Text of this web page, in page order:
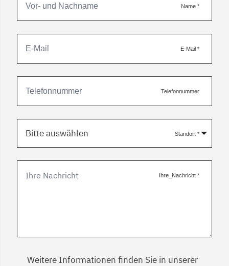
Name *
E-Mail *
Telefonnummer
Standort *
Bitte auswählen
Ihre_Nachricht *
Weitere Informationen finden Sie in unserer